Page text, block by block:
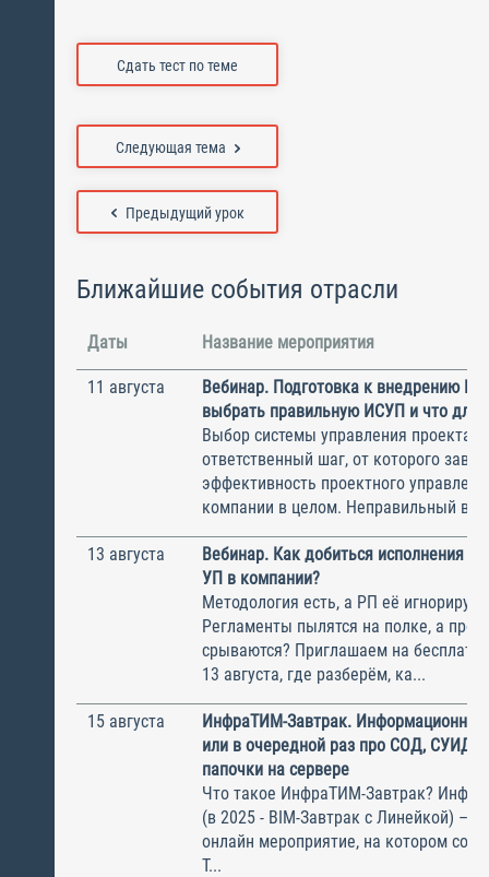
Сдать тест по теме
Предыдущий урок
Следующая тема
Ближайшие события отрасли
Даты Название мероприятия
11 августа
Вебинар. Подготовка к внедрению
выбрать правильную ИСУП и что для
Выбор системы управления
ответственный шаг, от которого
эффективность проектного
компании в целом. Неправильный
13 августа
Вебинар. Как добиться исполнения
УП в компании?
Методология есть, а РП её
Регламенты пылятся на полке, а
срываются? Приглашаем на
13 августа, где разберём, ка...
15 августа
ИнфраТИМ-Завтрак.
или в очередной раз про СОД, СУИД и
папочки на сервере
Что такое ИнфраТИМ-Завтрак?
(в 2025 - BIM-Завтрак с Линейкой) –
онлайн мероприятие, на котором
Т...